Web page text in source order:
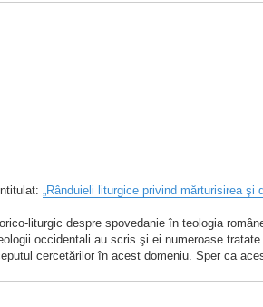
„Rânduieli liturgice privind mărturisirea şi
liturgic despre spovedanie în teologia
occidentali au scris şi ei numeroase
cercetărilor în acest domeniu. Sper ca